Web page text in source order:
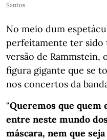
Santos
No meio dum
perfeitamente ter
versão de Rammstein,
figura gigante que se
nos concertos da
“Queremos que quem
entre neste mundo
máscara, nem que